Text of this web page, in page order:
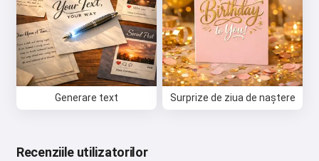
Generare text Surprize de ziua de naștere
Recenziile utilizatorilor